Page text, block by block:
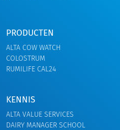
PRODUCTEN
ALTA COW WATCH
COLOSTRUM
RUMILIFE CAL24
KENNIS
ALTA VALUE SERVICES
DAIRY MANAGER SCHOOL